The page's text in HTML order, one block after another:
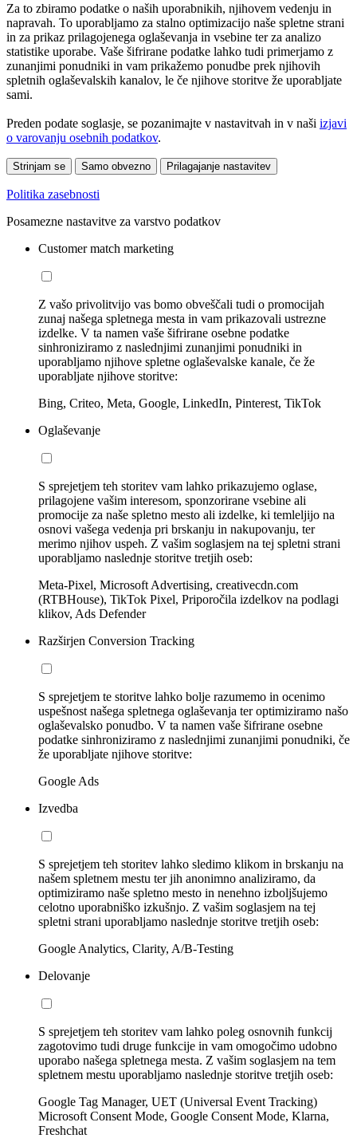
Za to zbiramo podatke o naših uporabnikih, njihovem vedenju in
napravah. To uporabljamo za stalno optimizacijo naše spletne strani
in za prikaz prilagojenega oglaševanja in vsebine ter za analizo
statistike uporabe. Vaše šifrirane podatke lahko tudi primerjamo z
zunanjimi ponudniki in vam prikažemo ponudbe prek njihovih
spletnih oglaševalskih kanalov, le če njihove storitve že uporabljate
sami.
Preden podate soglasje, se pozanimajte v nastavitvah in v naši izjavi
o varovanju osebnih podatkov.
Strinjam se Samo obvezno Prilagajanje nastavitev
Politika zasebnosti
Posamezne nastavitve za varstvo podatkov
Customer match marketing
Z vašo privolitvijo vas bomo obveščali tudi o promocijah
zunaj našega spletnega mesta in vam prikazovali ustrezne
izdelke. V ta namen vaše šifrirane osebne podatke
sinhroniziramo z naslednjimi zunanjimi ponudniki in
uporabljamo njihove spletne oglaševalske kanale, če že
uporabljate njihove storitve:
Bing, Criteo, Meta, Google, LinkedIn, Pinterest, TikTok
Oglaševanje
S sprejetjem teh storitev vam lahko prikazujemo oglase,
prilagojene vašim interesom, sponzorirane vsebine ali
promocije za naše spletno mesto ali izdelke, ki temleljijo na
osnovi vašega vedenja pri brskanju in nakupovanju, ter
merimo njihov uspeh. Z vašim soglasjem na tej spletni strani
uporabljamo naslednje storitve tretjih oseb:
Meta-Pixel, Microsoft Advertising, creativecdn.com
(RTBHouse), TikTok Pixel, Priporočila izdelkov na podlagi
klikov, Ads Defender
Razširjen Conversion Tracking
S sprejetjem te storitve lahko bolje razumemo in ocenimo
uspešnost našega spletnega oglaševanja ter optimiziramo našo
oglaševalsko ponudbo. V ta namen vaše šifrirane osebne
podatke sinhroniziramo z naslednjimi zunanjimi ponudniki, če
že uporabljate njihove storitve:
Google Ads
Izvedba
S sprejetjem teh storitev lahko sledimo klikom in brskanju na
našem spletnem mestu ter jih anonimno analiziramo, da
optimiziramo naše spletno mesto in nenehno izboljšujemo
celotno uporabniško izkušnjo. Z vašim soglasjem na tej
spletni strani uporabljamo naslednje storitve tretjih oseb:
Google Analytics, Clarity, A/B-Testing
Delovanje
S sprejetjem teh storitev vam lahko poleg osnovnih funkcij
zagotovimo tudi druge funkcije in vam omogočimo udobno
uporabo našega spletnega mesta. Z vašim soglasjem na tem
spletnem mestu uporabljamo naslednje storitve tretjih oseb:
Google Tag Manager, UET (Universal Event Tracking)
Microsoft Consent Mode, Google Consent Mode, Klarna,
Freshchat